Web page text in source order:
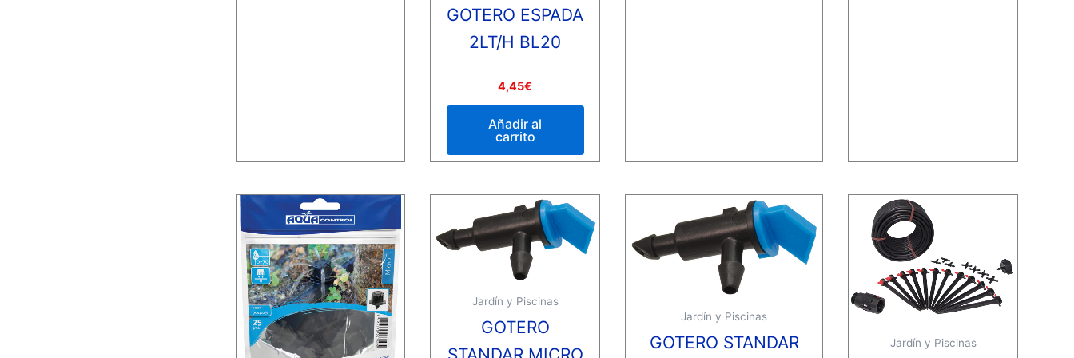
GOTERO ESPADA
2LT/H BL20
Valorado
0
4,45€
Añadir al
carrito
Jardín y Piscinas
GOTERO
Jardín y Piscinas
GOTERO STANDAR Jardín y Piscinas